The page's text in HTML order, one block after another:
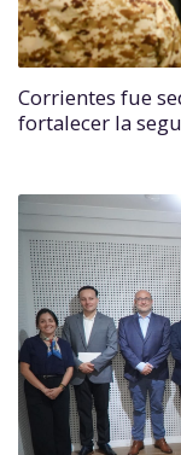
Corrientes fue
fortalecer la